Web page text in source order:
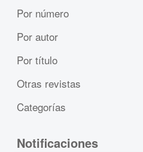
Por número
Por autor
Por título
Otras revistas
Categorías
Notificaciones